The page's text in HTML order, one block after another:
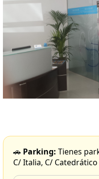
🚗 Parking: Tienes
C/ Italia, C/